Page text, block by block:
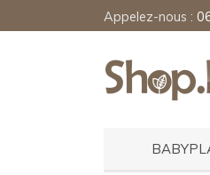
Appelez-nous :